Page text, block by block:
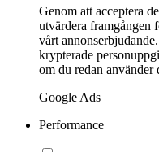
Genom att acceptera
utvärdera framgången
vårt
krypterade
om du redan använder
Google Ads
Performance